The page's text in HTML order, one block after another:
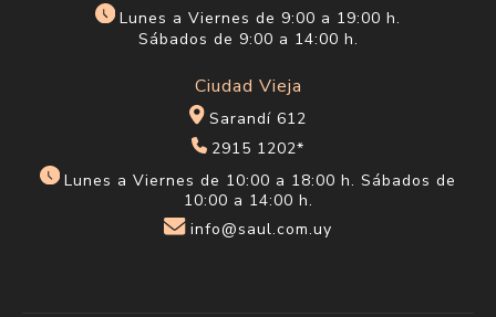
Lunes a Viernes de 9:00 a 19:00 h.
Sábados de 9:00 a 14:00 h.
Ciudad Vieja
Sarandí 612
2915 1202*
Lunes a Viernes de 10:00 a 18:00 h. Sábados de
10:00 a 14:00 h.
info@saul.com.uy